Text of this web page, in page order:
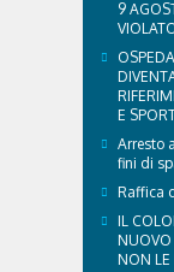
9
E
Arresto
fini di
Raffica
IL
NUOVO
NON LE